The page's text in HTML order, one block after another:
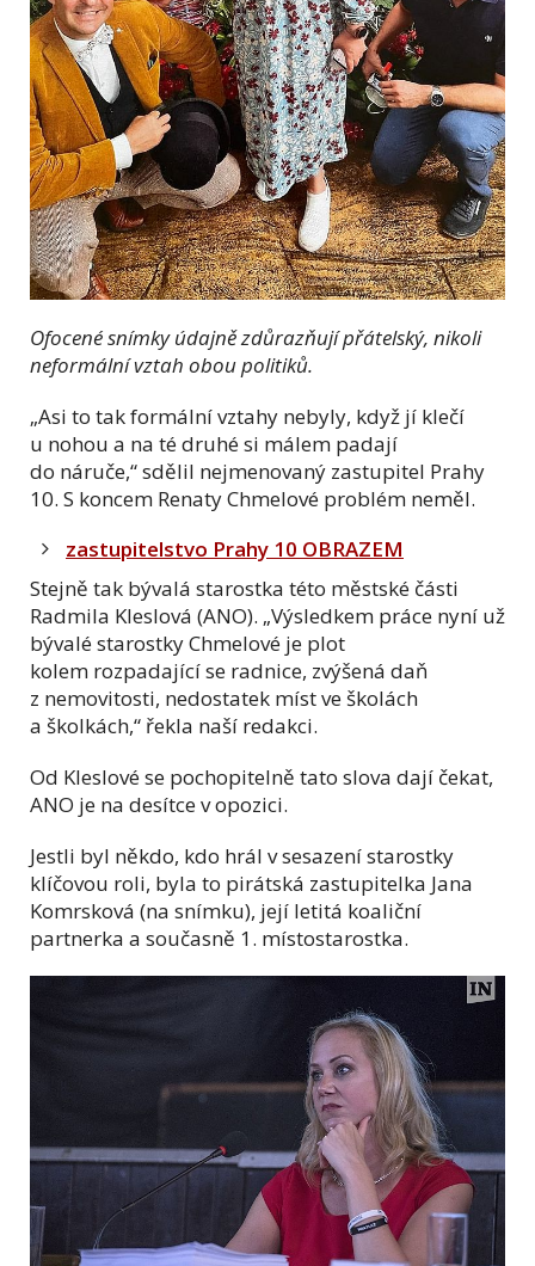
Ofocené snímky údajně zdůrazňují přátelský, nikoli
neformální vztah obou politiků.
„Asi to tak formální vztahy nebyly, když jí klečí
u nohou a na té druhé si málem padají
do náruče,“ sdělil nejmenovaný zastupitel Prahy
10. S koncem Renaty Chmelové problém neměl.
zastupitelstvo Prahy 10 OBRAZEM
Stejně tak bývalá starostka této městské části
Radmila Kleslová (ANO). „Výsledkem práce nyní už
bývalé starostky Chmelové je plot
kolem rozpadající se radnice, zvýšená daň
z nemovitosti, nedostatek míst ve školách
a školkách,“ řekla naší redakci.
Od Kleslové se pochopitelně tato slova dají čekat,
ANO je na desítce v opozici.
Jestli byl někdo, kdo hrál v sesazení starostky
klíčovou roli, byla to pirátská zastupitelka Jana
Komrsková (na snímku), její letitá koaliční
partnerka a současně 1. místostarostka.